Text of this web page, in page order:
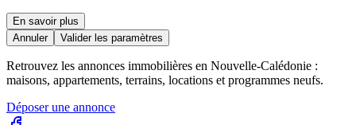
En savoir plus
Annuler
Valider les paramètres
Retrouvez les annonces immobilières en Nouvelle-Calédonie :
maisons, appartements, terrains, locations et programmes neufs.
Déposer une annonce